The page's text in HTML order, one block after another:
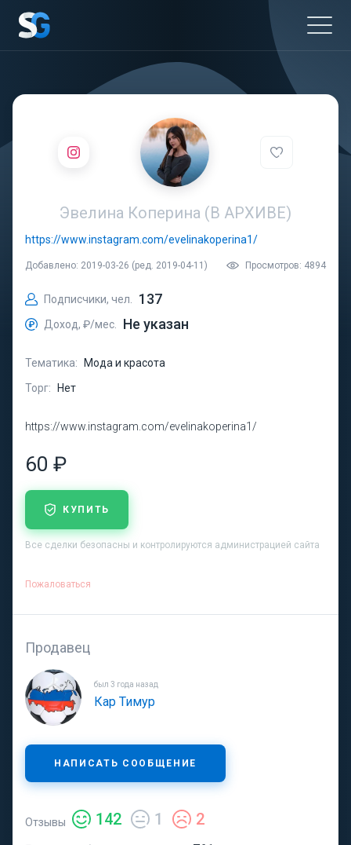
Эвелина Коперина (В АРХИВЕ)
https://www.instagram.com/evelinakoperina1/
Добавлено: 2019-03-26 (ред. 2019-04-11) Просмотров: 4894
Подписчики, чел. 137
Доход, ₽/мес. Не указан
Тематика:
Мода и красота
Торг:
Нет
https://www.instagram.com/evelinakoperina1/
60 ₽
КУПИТЬ
Все сделки безопасны и контролируются администрацией сайта
Пожаловаться
Продавец
был 3 года назад
Кар Тимур
НАПИСАТЬ СООБЩЕНИЕ
Отзывы 142 1 2